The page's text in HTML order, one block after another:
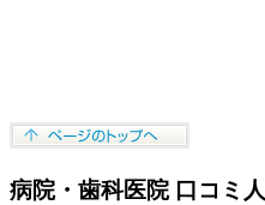
病院・歯科医院 口コミ